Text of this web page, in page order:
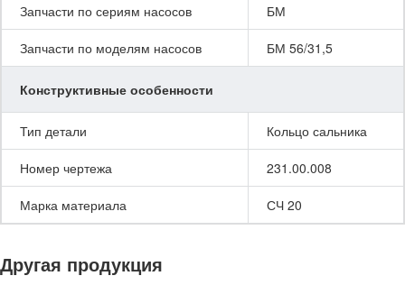
Запчасти по сериям насосов БМ
Запчасти по моделям насосов БМ 56/31,5
Конструктивные особенности
Тип детали Кольцо сальника
Номер чертежа 231.00.008
Марка материала СЧ 20
Другая продукция